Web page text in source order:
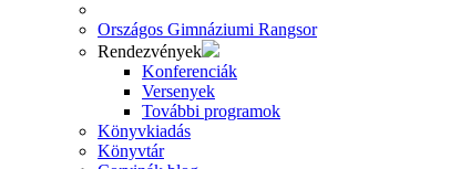
Országos Gimnáziumi Rangsor
Rendezvények
Konferenciák
Versenyek
További programok
Könyvkiadás
Könyvtár